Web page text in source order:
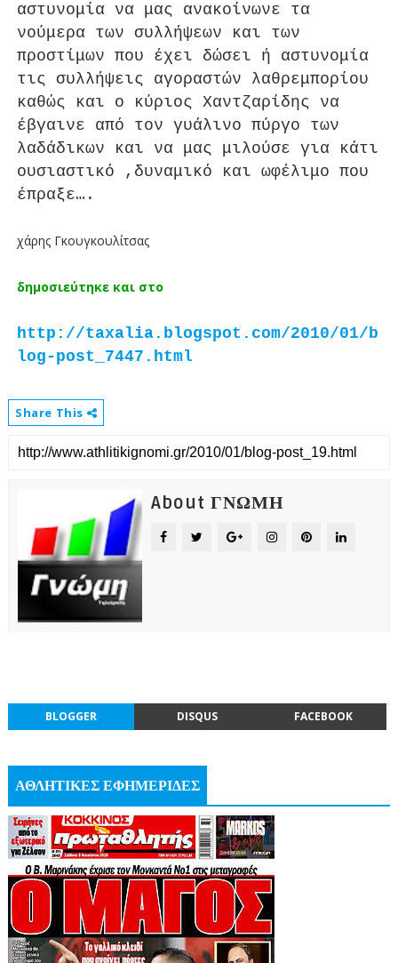
αστυνομία να μας ανακοίνωνε τα
νούμερα των συλλήψεων και των
προστίμων που έχει δώσει ή αστυνομία
τις συλλήψεις αγοραστών λαθρεμπορίου
καθώς και ο κύριος Χαντζαρίδης να
έβγαινε από τον γυάλινο πύργο των
λαδάδικων και να μας μιλούσε για κάτι
ουσιαστικό ,δυναμικό και ωφέλιμο που
έπραξε….
χάρης Γκουγκουλίτσας
δημοσιεύτηκε και στο
http://taxalia.blogspot.com/2010/01/b
log-post_7447.html
Share This
About ΓΝΩΜΗ
BLOGGER DISQUS FACEBOOK
ΑΘΛΗΤΙΚΕΣ ΕΦΗΜΕΡΙΔΕΣ